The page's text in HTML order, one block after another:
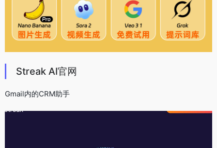
Streak AI官网
Gmail内的CRM助手